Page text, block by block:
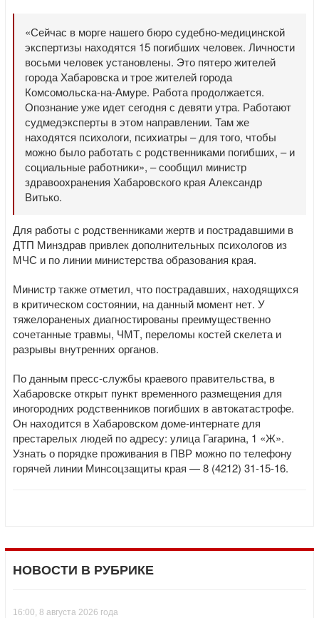
«Сейчас в морге нашего бюро судебно-медицинской
экспертизы находятся 15 погибших человек. Личности
восьми человек установлены. Это пятеро жителей
города Хабаровска и трое жителей города
Комсомольска-на-Амуре. Работа продолжается.
Опознание уже идет сегодня с девяти утра. Работают
судмедэксперты в этом направлении. Там же
находятся психологи, психиатры – для того, чтобы
можно было работать с родственниками погибших, – и
социальные работники», – сообщил министр
здравоохранения Хабаровского края Александр
Витько.
Для работы с родственниками жертв и пострадавшими в
ДТП Минздрав привлек дополнительных психологов из
МЧС и по линии министерства образования края.
Министр также отметил, что пострадавших, находящихся
в критическом состоянии, на данный момент нет. У
тяжелораненых диагностированы преимущественно
сочетанные травмы, ЧМТ, переломы костей скелета и
разрывы внутренних органов.
По данным пресс-службы краевого правительства, в
Хабаровске открыт пункт временного размещения для
иногородних родственников погибших в автокатастрофе.
Он находится в Хабаровском доме-интернате для
престарелых людей по адресу: улица Гагарина, 1 «Ж».
Узнать о порядке проживания в ПВР можно по телефону
горячей линии Минсоцзащиты края — 8 (4212) 31-15-16.
НОВОСТИ В РУБРИКЕ
16:00, 8 августа 2026 года